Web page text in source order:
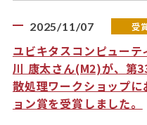
2025/11/07 受
ユビキタスコンピュー
川 康太さん(M2)が、第
散処理ワークショップ
ョン賞を受賞しました。